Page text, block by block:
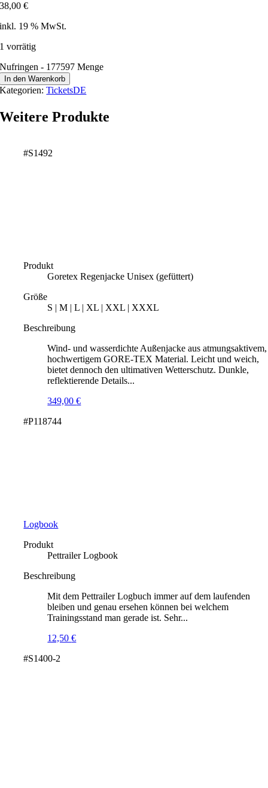
38,00€
inkl. 19 % MwSt.
1 vorrätig
Nufringen - 177597 Menge
In den Warenkorb
Kategorien:TicketsDE
Weitere Produkte
#S1492
Produkt
Goretex Regenjacke Unisex (gefüttert)
Größe
S | M | L | XL | XXL | XXXL
Beschreibung
Wind- und wasserdichte Außenjacke aus atmungsaktivem,
hochwertigem GORE-TEX Material. Leicht und weich,
bietet dennoch den ultimativen Wetterschutz. Dunkle,
reflektierende Details...
349,00€
#P118744
Logbook
Produkt
Pettrailer Logbook
Beschreibung
Mit dem Pettrailer Logbuch immer auf dem laufenden
bleiben und genau ersehen können bei welchem
Trainingsstand man gerade ist. Sehr...
12,50€
#S1400-2